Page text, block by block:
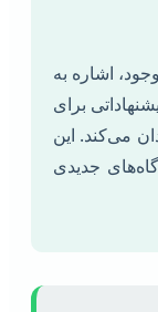
اشاره به
برای
می‌کند. این
جدیدی